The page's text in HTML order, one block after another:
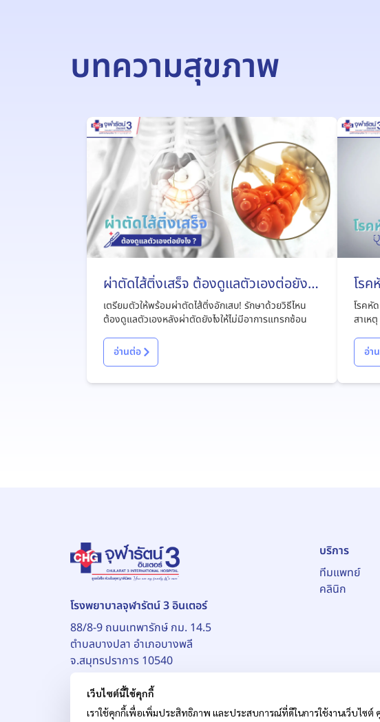
บทความสุขภาพ
ผ่าตัดไส้ติ่งเสร็จ ต้องดูแลตัวเองต่อยังไง
?
เตรียมตัวให้พร้อมผ่าตัดไส้ติ่งอักเสบ! รักษาด้วยวิธีไหน
ต้องดูแลตัวเองหลังผ่าตัดยังไงให้ไม่มีอาการแทรกซ้อน
อ่านต่อ
โรค
โรคหั
สาเห
อ่า
โรงพยาบาลจุฬารัตน์ 3 อินเตอร์
88/8-9 ถนนเทพารักษ์ กม. 14.5
ตำบลบางปลา อำเภอบางพลี
จ.สมุทรปราการ 10540
บริการ
ทีมแพทย์
คลินิก
เว็บไซต์นี้ใช้คุกกี้
เราใช้คุกกี้เพื่อเพิ่มประสิทธิภาพ และประสบการณ์ที่ดีในการใช้งานเว็บไซ